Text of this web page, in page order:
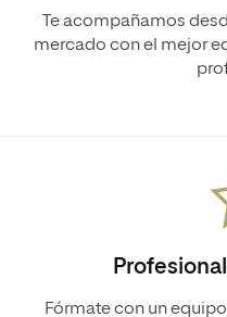
Te acompañamos
mercado con el mejor
Fórmate con un